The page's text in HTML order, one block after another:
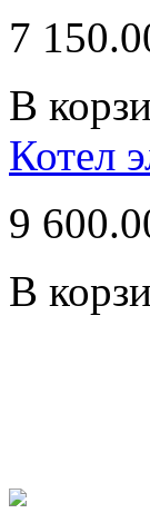
7
В
Котел
9
В